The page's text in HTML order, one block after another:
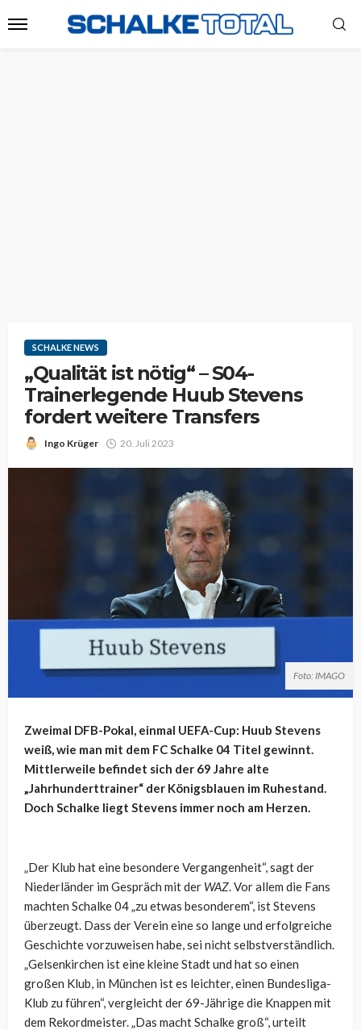
SCHALKE NEWS
„Qualität ist nötig“ – S04-
Trainerlegende Huub Stevens
fordert weitere Transfers
Ingo Krüger 20. Juli 2023
Foto: IMAGO
Zweimal DFB-Pokal, einmal UEFA-Cup: Huub Stevens
weiß, wie man mit dem FC Schalke 04 Titel gewinnt.
Mittlerweile befindet sich der 69 Jahre alte
„Jahrhunderttrainer“ der Königsblauen im Ruhestand.
Doch Schalke liegt Stevens immer noch am Herzen.
„Der Klub hat eine besondere Vergangenheit“, sagt der
Niederländer im Gespräch mit der WAZ. Vor allem die Fans
machten Schalke 04 „zu etwas besonderem“, ist Stevens
überzeugt. Dass der Verein eine so lange und erfolgreiche
Geschichte vorzuweisen habe, sei nicht selbstverständlich.
„Gelsenkirchen ist eine kleine Stadt und hat so einen
großen Klub, in München ist es leichter, einen Bundesliga-
Klub zu führen“, vergleicht der 69-Jährige die Knappen mit
dem Rekordmeister. „Das macht Schalke groß“, urteilt